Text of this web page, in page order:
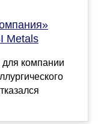
Metals
компании